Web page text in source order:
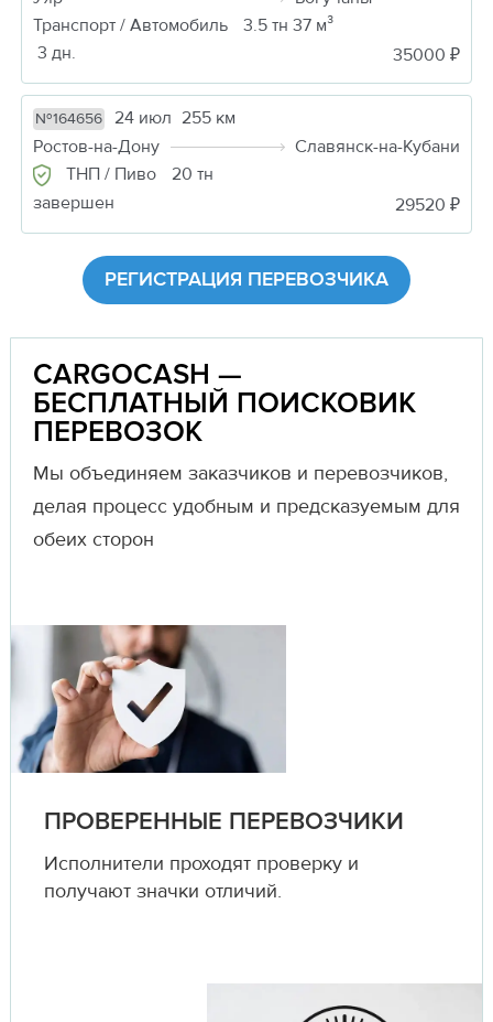
Транспорт / Автомобиль
3.5 тн 37 м³
3 дн.
35000 ₽
№164656 24 июл 255 км
Ростов-на-Дону
Славянск-на-Кубани
ТНП / Пиво
20 тн
завершен
29520 ₽
РЕГИСТРАЦИЯ ПЕРЕВОЗЧИКА
CARGOCASH —
БЕСПЛАТНЫЙ ПОИСКОВИК
ПЕРЕВОЗОК
Мы объединяем заказчиков и перевозчиков,
делая процесс удобным и предсказуемым для
обеих сторон
ПРОВЕРЕННЫЕ ПЕРЕВОЗЧИКИ
Исполнители проходят проверку и
получают значки отличий.